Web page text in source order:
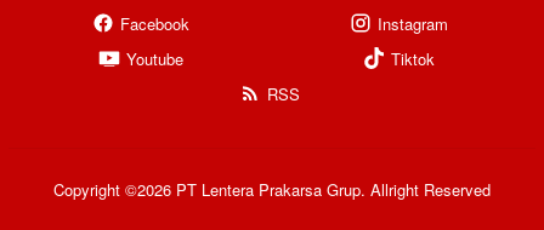
Facebook
Instagram
Youtube
Tiktok
RSS
Copyright ©2026 PT Lentera Prakarsa Grup. Allright Reserved